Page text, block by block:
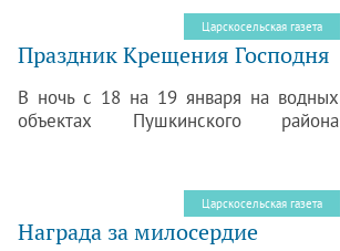
стали направлять в те места города и
окрестностей, кои в ней остро
нуждались.
Царскосельская газета
Праздник Крещения Господня
В ночь с 18 на 19 января на водных
объектах Пушкинского района
праздник Крещения Господня.
Проведение праздника традиционно
сопровождается купанием.
Царскосельская газета
Награда за милосердие